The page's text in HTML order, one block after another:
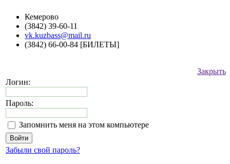
Кемерово
(3842) 39-60-11
vk.kuzbass@mail.ru
(3842) 66-00-84 [БИЛЕТЫ]
Закрыть
Логин:
Пароль:
Запомнить меня на этом компьютере
Забыли свой пароль?